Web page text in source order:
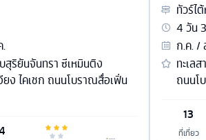
.
สุริยันจันทรา ซีเหมินติง
ง ไคเชก ถนนโบราณสื่อเฟิ่น
ทัวร์ไ
4วัน3
ก.ค. /
ทะเล
ถนนโ
13
ที่เที่ยว